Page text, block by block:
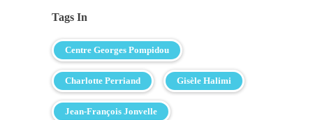
Tags In
Centre Georges Pompidou
Charlotte Perriand Gisèle Halimi
Jean-François Jonvelle